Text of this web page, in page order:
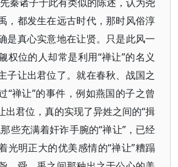
，都发生在远古时代，那时风俗淳
是真心实意地在让贤。只是此风一
权位的人却常是利用“禅让”的名义
子让出君位了。就在春秋、战国之
“禅让”的事件，例如燕国的子之曾
出君位，真的实现了异姓之间的“揖
些充满着奸诈手腕的“禅让”，已经
光明正大的优美感情的“禅让”糟蹋